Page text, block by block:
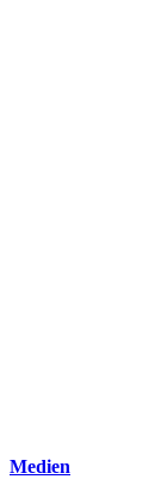
Medien